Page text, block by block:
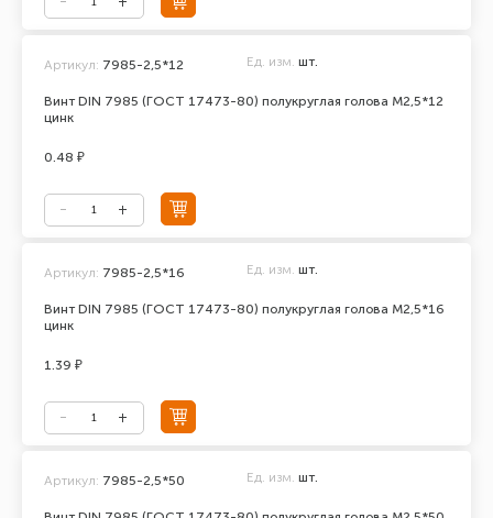
Винт DIN 7985 (ГОСТ 17473-80) полукруглая голова М2,5*12
цинк
Артикул: 7985-2,5*12 Ед. изм. шт.
0.48 ₽
Винт DIN 7985 (ГОСТ 17473-80) полукруглая голова М2,5*16
цинк
Артикул: 7985-2,5*16 Ед. изм. шт.
1.39 ₽
Артикул: 7985-2,5*50 Ед. изм. шт.